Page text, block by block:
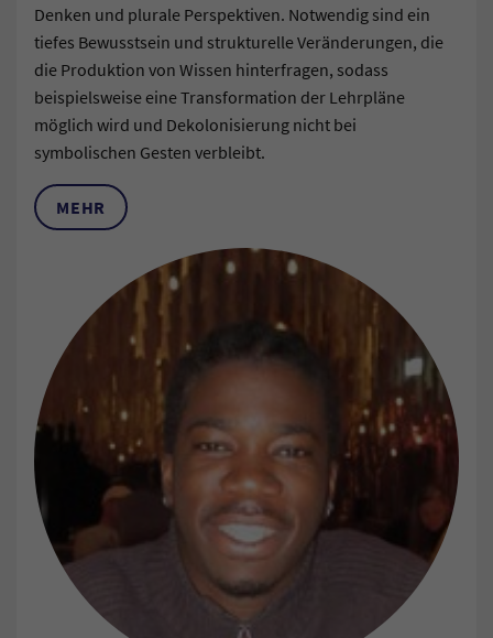
Denken und plurale Perspektiven. Notwendig sind ein
tiefes Bewusstsein und strukturelle Veränderungen, die
die Produktion von Wissen hinterfragen, sodass
beispielsweise eine Transformation der Lehrpläne
möglich wird und Dekolonisierung nicht bei
symbolischen Gesten verbleibt.
MEHR